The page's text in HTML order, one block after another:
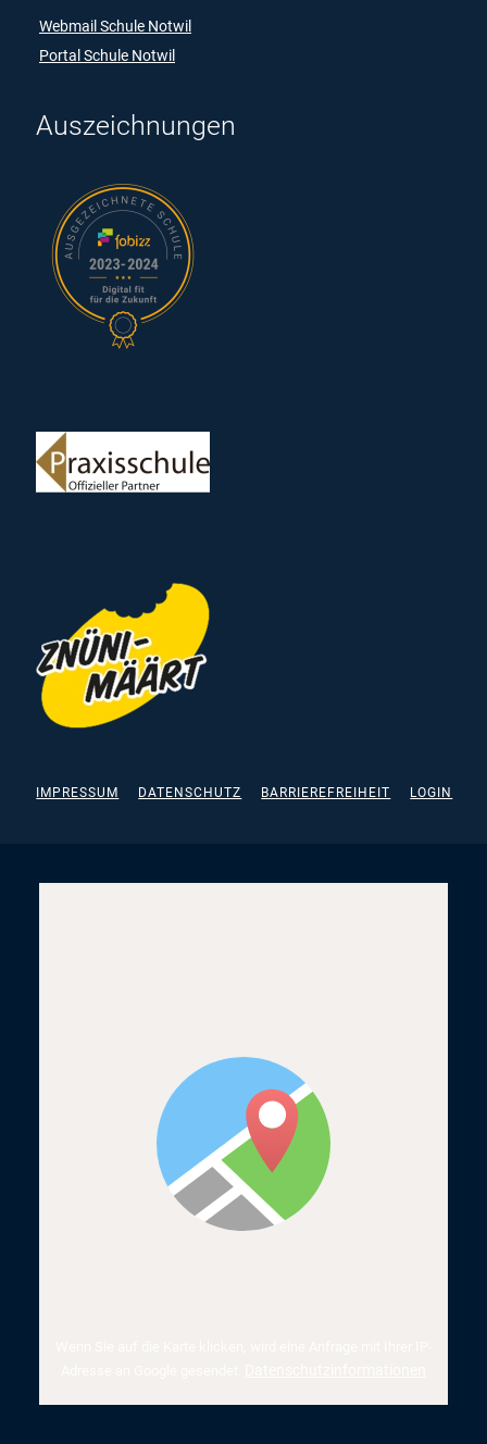
Webmail Schule Notwil
Portal Schule Notwil
Auszeichnungen
IMPRESSUM DATENSCHUTZ BARRIEREFREIHEIT LOGIN